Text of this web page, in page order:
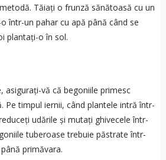
Tăiați o frunză sănătoasă cu un
într-un pahar cu apă până când se
plantați-o în sol.
asigurați-vă că begoniile primesc
Pe timpul iernii, când plantele intră într-
udările și mutați ghivecele într-
tuberoase trebuie păstrate într-
primăvara.